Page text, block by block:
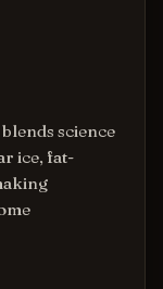
science
ice, fat-